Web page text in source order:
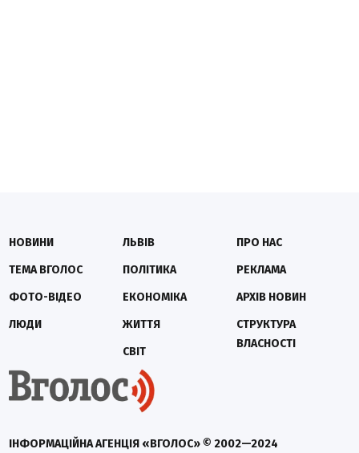
ІНФОРМАЦІЙНА АГЕНЦІЯ «ВГОЛОС» © 2002—2024
НОВИНИ
ТЕМА ВГОЛОС
ФОТО-ВІДЕО
ЛЮДИ
ЛЬВІВ
ПОЛІТИКА
ЕКОНОМІКА
ЖИТТЯ
СВІТ
ПРО НАС
РЕКЛАМА
АРХІВ НОВИН
СТРУКТУРА
ВЛАСНОСТІ